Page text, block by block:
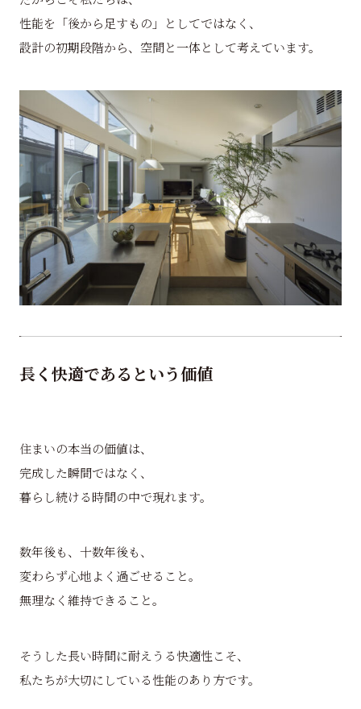
性能を「後から足すもの」としてではなく、
設計の初期段階から、空間と一体として考えています。
長く快適であるという価値
住まいの本当の価値は、
完成した瞬間ではなく、
暮らし続ける時間の中で現れます。
数年後も、十数年後も、
変わらず心地よく過ごせること。
無理なく維持できること。
そうした長い時間に耐えうる快適性こそ、
私たちが大切にしている性能のあり方です。